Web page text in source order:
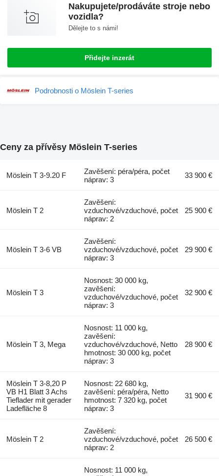
Nakupujete/prodáváte stroje nebo
vozidla?
Dělejte to s námi!
Přidejte inzerát
Podrobnosti o Möslein T-series
Ceny za přívěsy Möslein T-series
Möslein T 3-9.20 F
Zavěšení: péra/péra, počet
náprav: 3
33 900 €
Möslein T 2
Zavěšení:
vzduchové/vzduchové, počet
náprav: 2
25 900 €
Möslein T 3-6 VB
Zavěšení:
vzduchové/vzduchové, počet
náprav: 3
29 900 €
Möslein T 3
Nosnost: 30 000 kg,
zavěšení:
vzduchové/vzduchové, počet
náprav: 3
32 900 €
Möslein T 3, Mega
Nosnost: 11 000 kg,
zavěšení:
vzduchové/vzduchové, Netto
hmotnost: 30 000 kg, počet
náprav: 3
28 900 €
Möslein T 3-8,20 P
VB H1 Blatt 3 Achs
Tieflader mit gerader
Ladefläche 8
Nosnost: 22 680 kg,
zavěšení: péra/péra, Netto
hmotnost: 7 320 kg, počet
náprav: 3
31 900 €
Möslein T 2
Zavěšení:
vzduchové/vzduchové, počet
náprav: 2
26 500 €
Nosnost: 11 000 kg,